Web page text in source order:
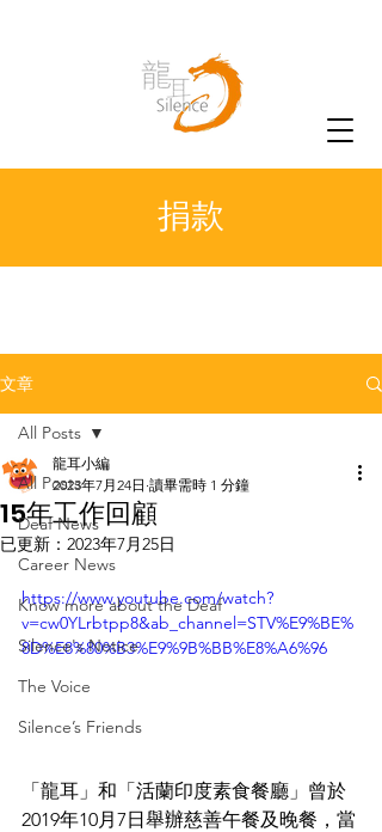
捐款
文章
All Posts
Deaf News
Career News
Know more about the Deaf
Silence's Notice
The Voice
Silence’s Friends
All Posts
15年工作回顧
龍耳小編
2023年7月24日 讀畢需時 1 分鐘
已更新： 2023年7月25日
https://www.youtube.com/watch?
v=cw0YLrbtpp8&ab_channel=STV%E9%BE%
8D%E8%80%B3%E9%9B%BB%E8%A6%96
「龍耳」和「活蘭印度素食餐廳」曾於
2019年10月7日舉辦慈善午餐及晚餐，當